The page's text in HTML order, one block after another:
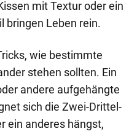
mit Textur oder ein
bringen Leben rein.
wie bestimmte
stehen sollten. Ein
andere aufgehängte
sich die Zwei-Drittel-
ein anderes hängst,